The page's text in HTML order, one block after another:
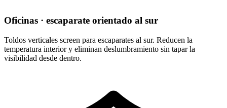
Oficinas · escaparate orientado al sur
Toldos verticales screen para escaparates al sur. Reducen la
temperatura interior y eliminan deslumbramiento sin tapar la
visibilidad desde dentro.